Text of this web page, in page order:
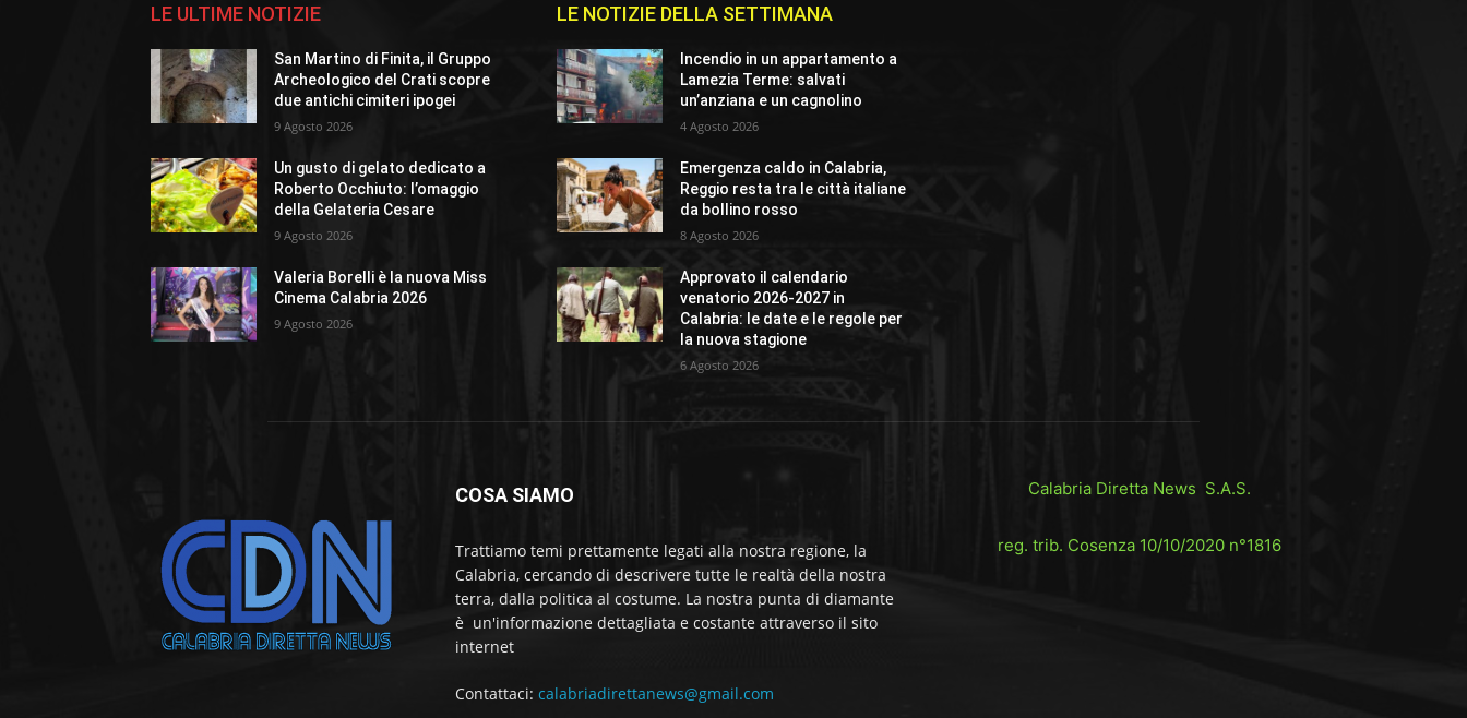
LE ULTIME NOTIZIE
San Martino di Finita, il Gruppo
Archeologico del Crati scopre
due antichi cimiteri ipogei
9 Agosto 2026
Un gusto di gelato dedicato a
Roberto Occhiuto: l’omaggio
della Gelateria Cesare
9 Agosto 2026
Valeria Borelli è la nuova Miss
Cinema Calabria 2026
9 Agosto 2026
LE NOTIZIE DELLA SETTIMANA
Incendio in un appartamento a
Lamezia Terme: salvati
un’anziana e un cagnolino
4 Agosto 2026
Emergenza caldo in Calabria,
Reggio resta tra le città italiane
da bollino rosso
8 Agosto 2026
Approvato il calendario
venatorio 2026-2027 in
Calabria: le date e le regole per
la nuova stagione
6 Agosto 2026
COSA SIAMO
Trattiamo temi prettamente legati alla nostra regione, la
Calabria, cercando di descrivere tutte le realtà della nostra
terra, dalla politica al costume. La nostra punta di diamante
è un'informazione dettagliata e costante attraverso il sito
internet
Contattaci: calabriadirettanews@gmail.com
Calabria Diretta News S.A.S.
reg. trib. Cosenza 10/10/2020 n°1816